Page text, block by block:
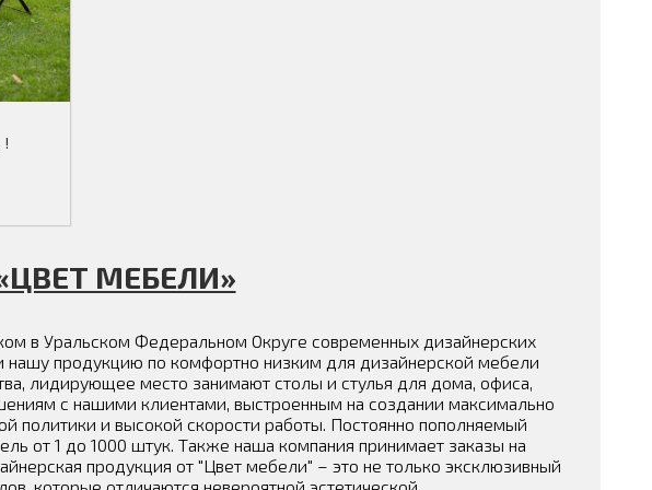
!
МЕБЕЛИ»
в Уральском Федеральном Округе современных дизайнерских
нашу продукцию по комфортно низким для дизайнерской мебели
лидирующее место занимают столы и стулья для дома, офиса,
с нашими клиентами, выстроенным на создании максимально
политики и высокой скорости работы. Постоянно пополняемый
от 1 до 1000 штук. Также наша компания принимает заказы на
продукция от "Цвет мебели" – это не только эксклюзивный